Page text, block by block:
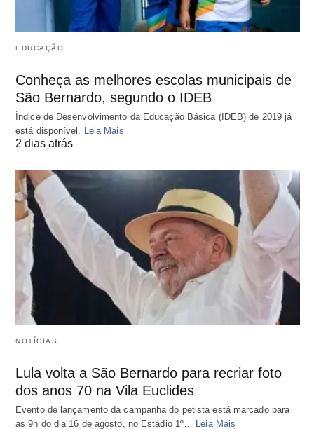
EDUCAÇÃO
Conheça as melhores escolas municipais de
São Bernardo, segundo o IDEB
Índice de Desenvolvimento da Educação Básica (IDEB) de 2019 já
está disponível. Leia Mais
2 dias atrás
NOTÍCIAS
Lula volta a São Bernardo para recriar foto
dos anos 70 na Vila Euclides
Evento de lançamento da campanha do petista está marcado para
as 9h do dia 16 de agosto, no Estádio 1º… Leia Mais